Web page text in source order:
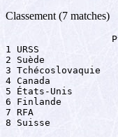
Classement (7 matches)
1 URSS
2 Suède
3 Tchécoslovaquie
4 Canada
5 États-Unis
6 Finlande
7 RFA
8 Suisse